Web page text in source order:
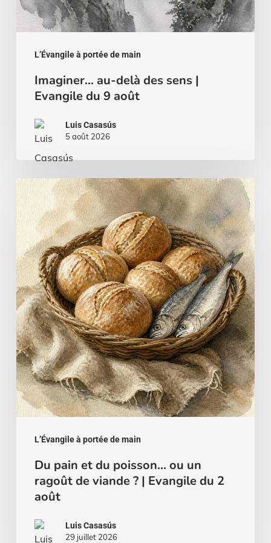
L’Évangile à portée de main
Imaginer… au-delà des sens |
Evangile du 9 août
Luis Casasús
5 août 2026
L’Évangile à portée de main
pain
du
poisson…
ou
un
ragoût
de
viande
?
Evangile
août
Du pain et du poisson… ou un
ragoût de viande ? | Evangile du 2
août
Luis Casasús
29 juillet 2026